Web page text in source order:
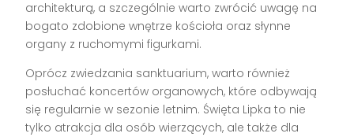
architekturą, a szczególnie warto zwrócić uwagę na
bogato zdobione wnętrze kościoła oraz słynne
organy z ruchomymi figurkami.
Oprócz zwiedzania sanktuarium, warto również
posłuchać koncertów organowych, które odbywają
się regularnie w sezonie letnim. Święta Lipka to nie
tylko atrakcja dla osób wierzących, ale także dla